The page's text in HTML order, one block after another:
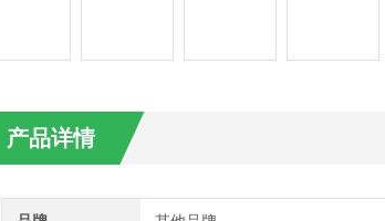
产品详情